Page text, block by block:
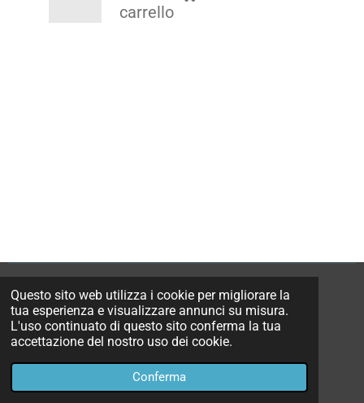
Questo sito web utilizza i cookie per migliorare la
tua esperienza e visualizzare annunci su misura.
L'uso continuato di questo sito conferma la tua
accettazione del nostro uso dei cookie.
Conferma
carrello
F
a
c
e
b
o
I
n
s
t
a
r
W
h
a
t
s
p
email:info@michelefurci.com